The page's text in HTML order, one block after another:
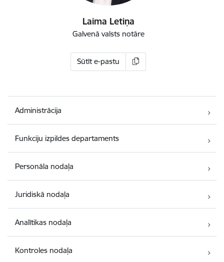
Laima Letiņa
Galvenā valsts notāre
Sūtīt e-pastu
Administrācija
Funkciju izpildes departaments
Personāla nodaļa
Juridiskā nodaļa
Analītikas nodaļa
Kontroles nodaļa